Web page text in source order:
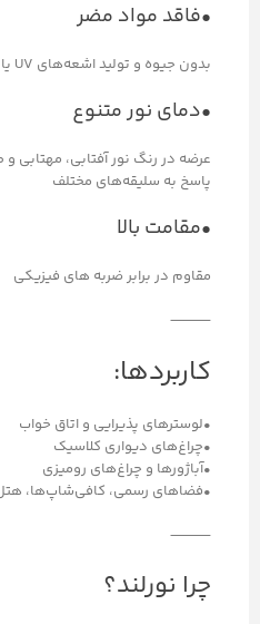
•فاقد مواد مضر
بدون جیوه و تولید اشعه‌های UV یا IR، سازگار با محیط زیست
•دمای نور متنوع
پاسخ به سلیقه‌های مختلف
•مقامت بالا
مقاوم در برابر ضربه های فیزیکی
⸻
کاربردها:
•لوسترهای پذیرایی و اتاق خواب
•چراغ‌های دیواری کلاسیک
•آباژورها و چراغ‌های رومیزی
•فضاهای رسمی، کافی‌شاپ‌ها،
⸻
چرا نورلند؟